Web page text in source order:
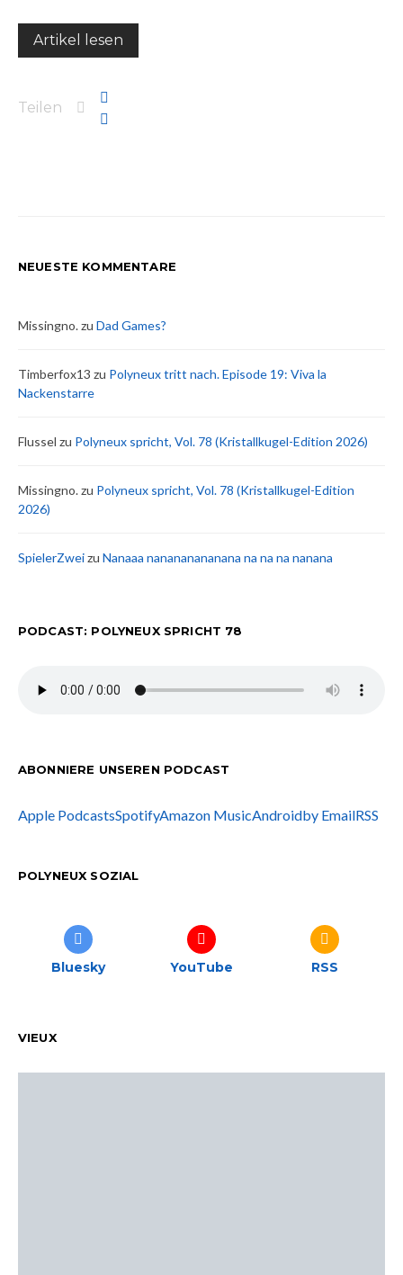
Artikel lesen
Teilen
NEUESTE KOMMENTARE
Missingno.zu Dad Games?
Timberfox13 zu Polyneux tritt nach. Episode 19: Viva la
Nackenstarre
Flussel zu Polyneux spricht, Vol. 78 (Kristallkugel-Edition 2026)
Missingno.zu Polyneux spricht, Vol. 78 (Kristallkugel-Edition
2026)
SpielerZweizu Nanaaa nanananananana na na na nanana
PODCAST: POLYNEUX SPRICHT 78
ABONNIERE UNSEREN PODCAST
Apple PodcastsSpotifyAmazon MusicAndroidby EmailRSS
POLYNEUX SOZIAL
Bluesky YouTube RSS
VIEUX